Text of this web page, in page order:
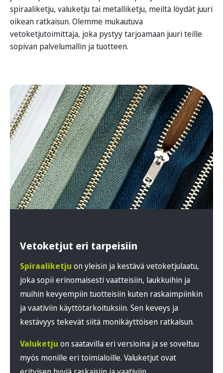
spiraaliketju, valuketju tai metalliketju, meiltä löydät juuri
oikean ratkaisun. Olemme mukautuva
vetoketjutoimittaja, joka pystyy tarjoamaan juuri teille
sopivan palvelumallin ja tuotteen.
Vetoketjut eri tarpeisiin
Spiraaliketju on yleisin ja kestävä vetoketjulaatu,
joka sopii erinomaisesti vaatteisiin, laukkuihin ja
muihin kevyempiin tuotteisiin kuten raskaimpiinkin
ja vaativiin käyttötarkoituksiin. Sen keveys ja
kestävyys tekevät siitä monikäyttöisen ratkaisun.
Valuketju on saatavilla eri versioina ja se soveltuu
myös monille eri toimialoille. Valuketjut ovat